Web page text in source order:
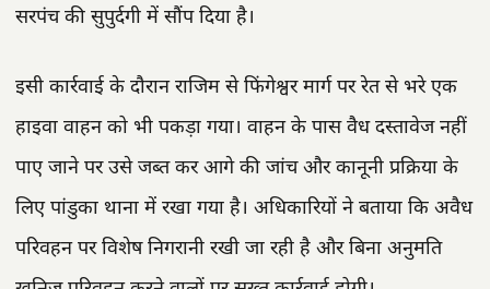
सरपंच की सुपुर्दगी में सौंप दिया है।
इसी कार्रवाई के दौरान राजिम से फिंगेश्वर मार्ग पर रेत से भरे एक
हाइवा वाहन को भी पकड़ा गया। वाहन के पास वैध दस्तावेज नहीं
पाए जाने पर उसे जब्त कर आगे की जांच और कानूनी प्रक्रिया के
लिए पांडुका थाना में रखा गया है। अधिकारियों ने बताया कि अवैध
परिवहन पर विशेष निगरानी रखी जा रही है और बिना अनुमति